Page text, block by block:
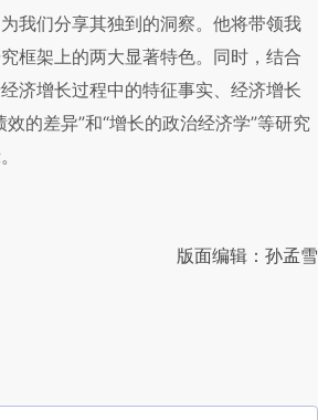
我们分享其独到的洞察。他将带领我
框架上的两大显著特色。同时，结合
济增长过程中的特征事实、经济增长
的差异”和“增长的政治经济学”等研究
版面编辑：孙孟雪